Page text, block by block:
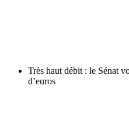
Très haut débit : le Sénat
d’euros